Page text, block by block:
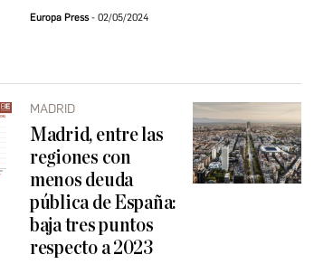
Europa Press 02/05/2024
MADRID
Madrid, entre las
regiones con
menos deuda
pública de España:
baja tres puntos
respecto a 2023